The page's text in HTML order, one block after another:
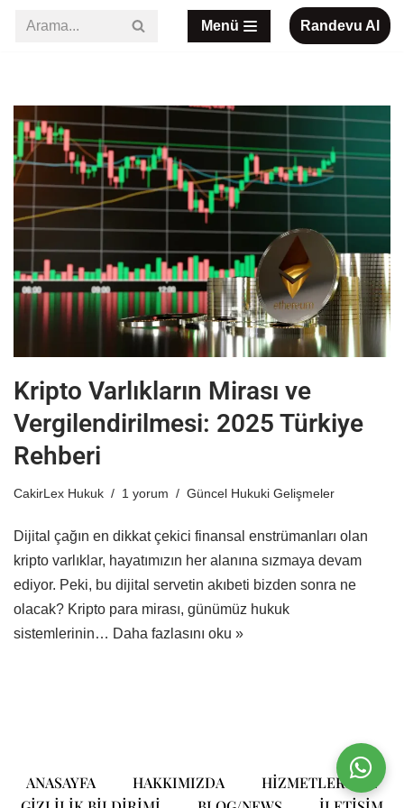
Menü Randevu Al
Kripto Varlıkların Mirası ve
Vergilendirilmesi: 2025 Türkiye
Rehberi
CakirLex Hukuk 1 yorum Güncel Hukuki Gelişmeler
Dijital çağın en dikkat çekici finansal enstrümanları olan
kripto varlıklar, hayatımızın her alanına sızmaya devam
ediyor. Peki, bu dijital servetin akıbeti bizden sonra ne
olacak? Kripto para mirası, günümüz hukuk
sistemlerinin… Daha fazlasını oku »
ANASAYFA HAKKIMIZDA
HIZMETLERIMIZ